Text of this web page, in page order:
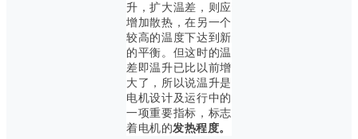
升，扩大温差，则应
增加散热，在另一个
较高的温度下达到新
的平衡。但这时的温
差即温升已比以前增
大了，所以说温升是
电机设计及运行中的
一项重要指标，标志
着电机的发热程度。